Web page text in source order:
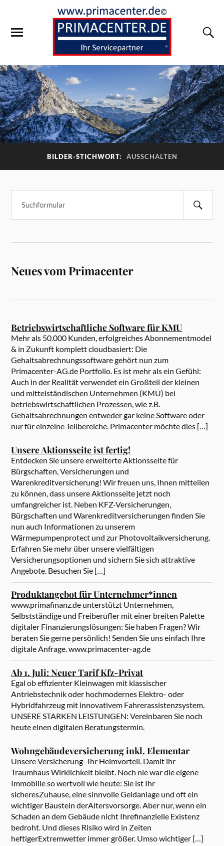
BILDER-STICHWORT: AUSSCHALTEN
Neues vom Primacenter
Betriebswirtschaftliche Software für KMU
Mehr als 50.000 Kunden, erfolgreiches Abonnementmodel
& in Zukunft komplett cloudbasiert: Die
Gehaltsabrechnungssoftware gehört nun zum
Primacenter-AG.de Portfolio. Es ist mehr als ein Gefühl:
Auch in der Realität verwendet ein Großteil der kleinen
und mittelständischen Unternehmen (KMU) bei
betriebswirtschaftlichen Prozessen, wie z.B.
Gehaltsabrechnungen entweder gar keine Software oder
nur für einzelne Teilbereiche. Primacenter möchte dies […]
Unsere Aktionsseite ist fertig!
Entdecken Sie unsere erweiterte Aktionsseite für
Bürgschaften, Versicherungen und
Warenkreditversicherung! Wir freuen uns, Ihnen mitteilen
zu können, dass unsere Aktionsseite jetzt noch
umfangreicher ist. Neben KFZ-Versicherungen,
Bürgschaften und Warenkreditversicherungen finden Sie
nun auch Informationen zu unserem
Wärmepumpenprotect und zur Photovoltaikversicherung.
Erfahren Sie mehr über unsere vielfältigen
Versicherungsoptionen und sichern Sie sich attraktive
Angebote. Besuchen Sie […]
Produktangebot für Unternehmer*innen
www.primafinanz.de unterstützt Unternehmen,
Selbstständige und Freiberufler mit einer breiten Palette
digitaler Finanzierungslösungen: Sie haben Fragen? Wir
beraten Sie gerne persönlich! Senden Sie uns einfach Ihre
digitale Anfrage. www.primacenter-ag.de
Ab 1. Juli: Neuer Tarif Kfz-Privat
Egal ob effizienter Kleinwagen mit klassischer
Antriebstechnik oder hochmodernes Elektro- oder
Hybridfahrzeug mit innovativem Fahrerassistenzsystem.
UNSERE STARKEN LEISTUNGEN: Vereinbaren Sie noch
heute einen digitalen Beratungstermin.
Wohngebäudeversicherung inkl. Elementar
Unsere Versicherung- Ihr Heimvorteil. Damit ihr
Traumhaus Wirklichkeit bleibt. Noch nie war die eigene
Immobilie so wertvoll wie heute: Sie ist Ihr
sicheresZuhause, eine sinnvolle Geldanlage und oft ein
wichtiger Baustein derAltersvorsorge. Aber nur, wenn ein
Schaden an dem Gebäude nicht Ihrefinanzielle Existenz
bedroht. Und dieses Risiko wird in Zeiten
heftigerExtremwetter immer größer. Umso wichtiger […]